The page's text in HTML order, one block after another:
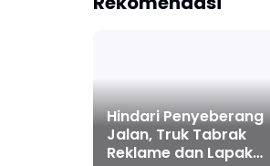
Hindari Penyeberang
Jalan, Truk Tabrak
Reklame dan Lapak